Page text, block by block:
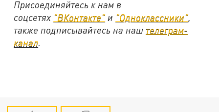
Присоединяйтесь к нам в
соцсетях "ВКонтакте" и "Одноклассники",
также подписывайтесь на наш телеграм-
канал.